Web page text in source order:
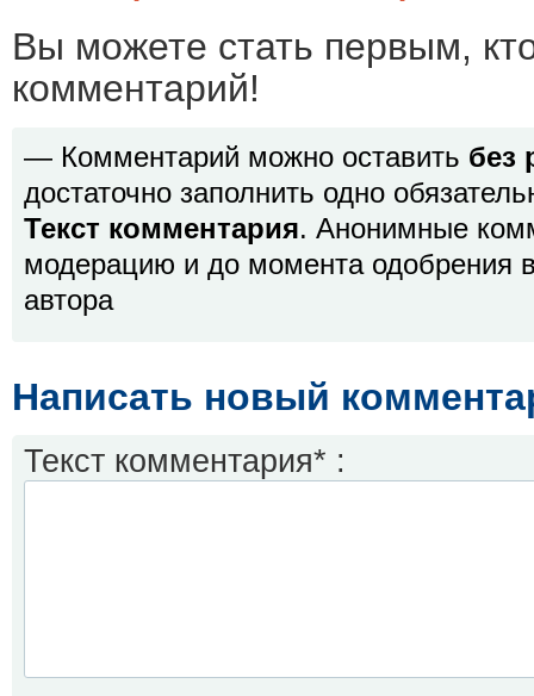
Вы можете стать первым,
комментарий!
— Комментарий можно оставить без
достаточно заполнить одно
Текст комментария. Анонимные
модерацию и до момента одобрения
автора
Написать новый
Текст комментария* :